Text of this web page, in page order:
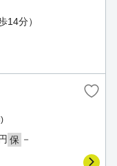
14分）
保 －